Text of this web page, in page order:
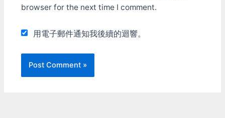
browser for the next time I comment.
用電子郵件通知我後續的迴響。